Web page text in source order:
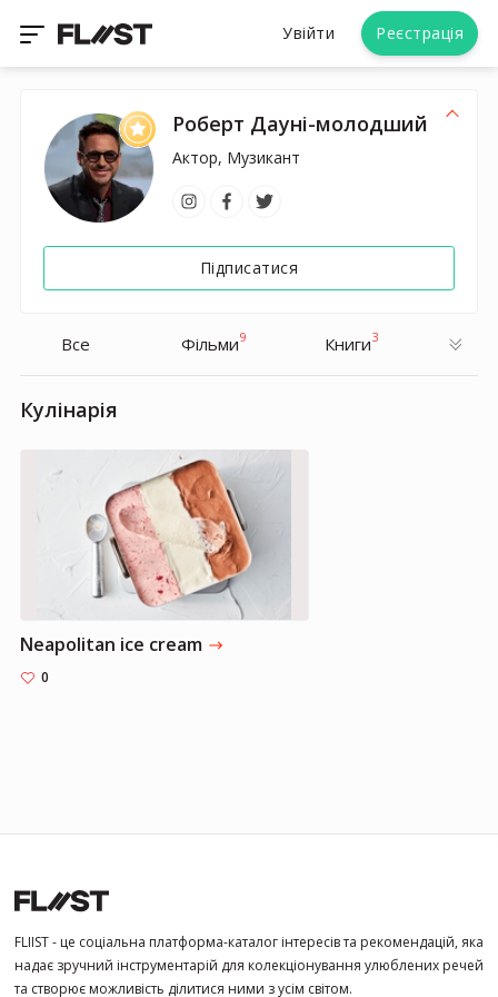
Увійти Реєстрація
Роберт Дауні-молодший
Актор, Музикант
Підписатися
Все Фільми9 Книги3
Кулінарія
Neapolitan ice cream
0
FLIIST - це соціальна платформа-каталог інтересів та рекомендацій, яка
надає зручний інструментарій для колекціонування улюблених речей
та створює можливість ділитися ними з усім світом.